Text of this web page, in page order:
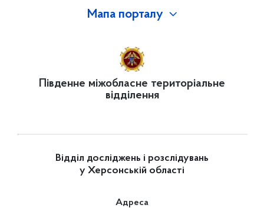
Мапа порталу
Південне міжобласне територіальне
відділення
Відділ досліджень і розслідувань
у Херсонській області
Адреса